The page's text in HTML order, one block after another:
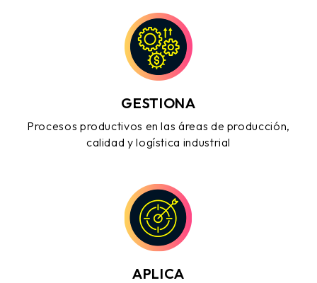
GESTIONA
Procesos productivos en las áreas de producción,
calidad y logística industrial
APLICA